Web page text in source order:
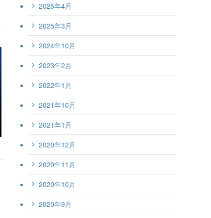
2025年4月
2025年3月
2024年10月
2023年2月
2022年1月
2021年10月
2021年1月
2020年12月
2020年11月
2020年10月
2020年9月